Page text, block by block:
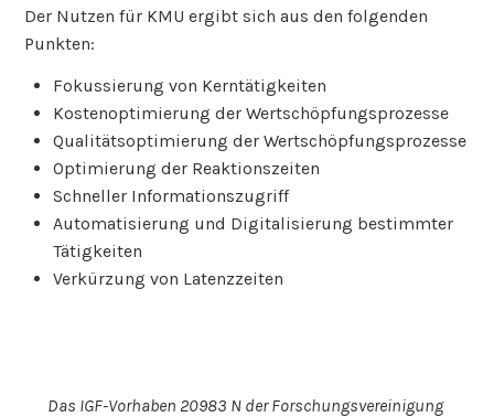
Der Nutzen für KMU ergibt sich aus den folgenden
Punkten:
Fokussierung von Kerntätigkeiten
Kostenoptimierung der Wertschöpfungsprozesse
Qualitätsoptimierung der Wertschöpfungsprozesse
Optimierung der Reaktionszeiten
Schneller Informationszugriff
Automatisierung und Digitalisierung bestimmter
Tätigkeiten
Verkürzung von Latenzzeiten
Das IGF-Vorhaben 20983 N der Forschungsvereinigung